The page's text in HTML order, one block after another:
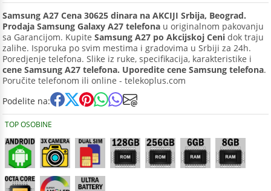
Samsung A27 Cena 30625 dinara na AKCIJI Srbija, Beograd.
Prodaja Samsung Galaxy A27 telefona u originalnom pakovanju
sa Garancijom. Kupite Samsung A27 po Akcijskoj Ceni dok traju
zalihe. Isporuka po svim mestima i gradovima u Srbiji za 24h.
Poredjenje telefona. Slike iz ruke, specifikacija, karakteristike i
cene Samsung A27 telefona. Uporedite cene Samsung telefona.
Poručite telefonom ili online - telekoplus.com
Podelite na:
TOP OSOBINE